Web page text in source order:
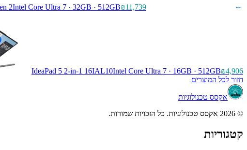
2Intel Core Ultra 7 · 32GB · 512GB₪11,739
IdeaPad 5 2-in-1 16IAL10Intel Core Ultra 7 · 16GB · 512GB₪4,906
חזור לכל המוצרים
אקסס טכנולוגיות
© 2026 אקסס טכנולוגיות. כל הזכויות שמורות.
קטגוריות